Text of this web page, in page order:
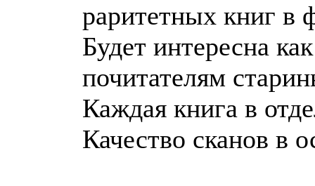
раритетных книг в
Будет интересна
почитателям
Каждая книга в
Качество сканов в